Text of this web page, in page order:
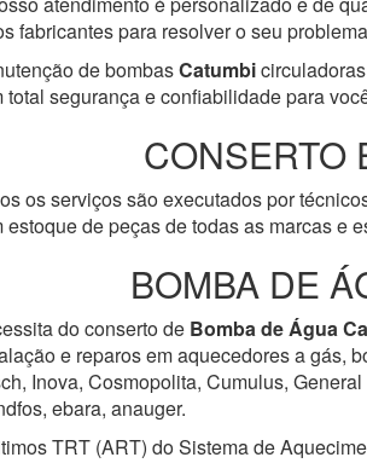
fabricantes para resolver o seu
de bombasCatumbi
total segurança e confiabilidade para
CONSERTO
os serviços são executados por
estoque de peças de todas as marcas e
BOMBA DE
do conserto de Bomba de Água
e reparos em aquecedores a gás,
Inova, Cosmopolita, Cumulus,
ebara, anauger.
TRT (ART) do Sistema de